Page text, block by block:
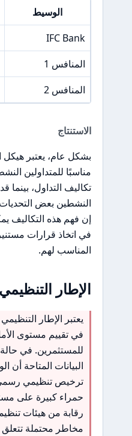
الوسيط
IFC Bank
المنافس 1
المنافس 2
الاستنتاج
مناسبًا للمتداولين
تكاليف التداول، بينما
النشطين بعض
إن فهم هذه التكاليف
في اتخاذ قرارات
المناسب لهم.
الإطار
يعتبر الإطار
في تقييم مستوى
البيانات المتاحة أن
ترخيص تنظيمي
حمراء كبيرة على
رقابة من هيئات
مخاطر محتملة تتعلق